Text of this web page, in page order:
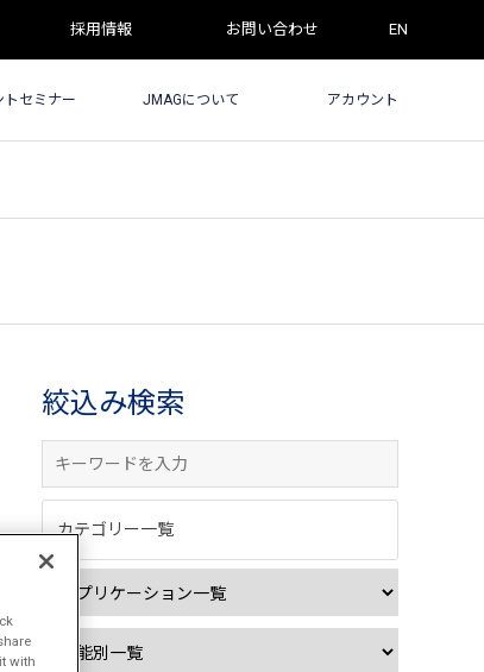
採用情報 お問い合わせ EN
トセミナー JMAGについて アカウント
絞込み検索
カテゴリー一覧
with